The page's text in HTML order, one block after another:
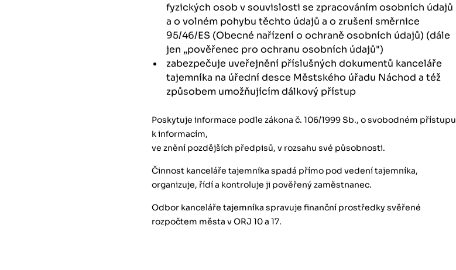
fyzických osob v souvislosti se zpracováním osobních údajů
a o volném pohybu těchto údajů a o zrušení směrnice
95/46/ES (Obecné nařízení o ochraně osobních údajů) (dále
jen „pověřenec pro ochranu osobních údajů")
zabezpečuje uveřejnění příslušných dokumentů kanceláře
tajemníka na úřední desce Městského úřadu Náchod a též
způsobem umožňujícím dálkový přístup
Poskytuje informace podle zákona č. 106/1999 Sb., o svobodném přístupu
k informacím,
ve znění pozdějších předpisů, v rozsahu své působnosti.
Činnost kanceláře tajemníka spadá přímo pod vedení tajemníka,
organizuje, řídí a kontroluje ji pověřený zaměstnanec.
Odbor kanceláře tajemníka spravuje finanční prostředky svěřené
rozpočtem města v ORJ 10 a 17.